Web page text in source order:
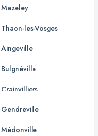
Mazeley
Thaon-les-Vosges
Aingeville
Bulgnéville
Crainvilliers
Gendreville
Médonville